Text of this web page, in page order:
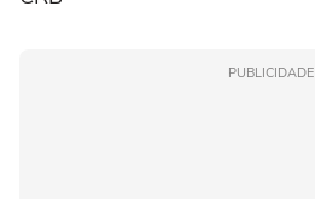
PUBLICIDADE